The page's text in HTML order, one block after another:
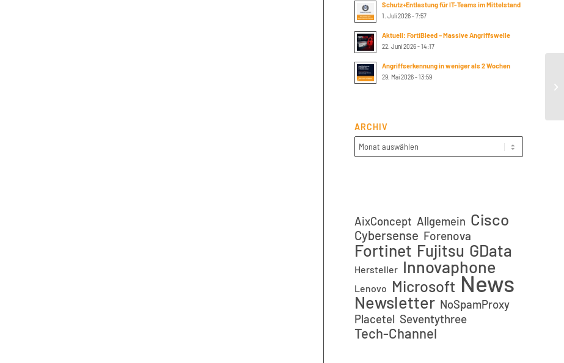
Schutz+Entlastung für IT-Teams im Mittelstand
1. Juli 2026 - 7:57
Aktuell: FortiBleed – Massive Angriffswelle
22. Juni 2026 - 14:17
Angriffserkennung in weniger als 2 Wochen
29. Mai 2026 - 13:59
ARCHIV
AixConcept Allgemein Cisco
Cybersense Forenova
Fortinet Fujitsu GData
Hersteller Innovaphone
Lenovo Microsoft News
Newsletter NoSpamProxy
Placetel Seventythree
Tech-Channel